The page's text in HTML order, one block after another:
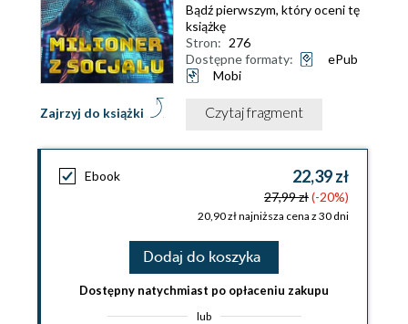
Zajrzyj do książki
Bądź pierwszym, który oceni tę
książkę
Stron: 276
Dostępne formaty:
ePub
Mobi
Czytaj fragment
Ebook 22,39 zł
27,99 zł(-20%)
20,90 zł najniższa cena z 30 dni
Dodaj do koszyka
Dostępny natychmiast po opłaceniu zakupu
lub